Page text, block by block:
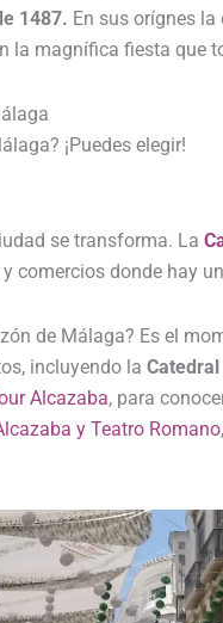
1487. En sus orígnes
la magnífica fiesta
¡Puedes elegir!
se transforma. La
comercios donde hay
de Málaga? Es el
incluyendo la
Alcazaba, para
y Teatro Romano